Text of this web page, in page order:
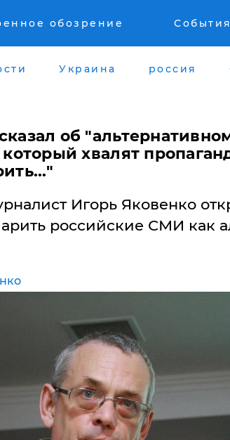
обозрение События
Украина россия
об
хвалят
Игорь Яковенко
российские СМИ как